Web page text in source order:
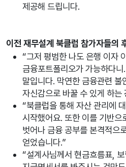
제공해 드립니다.
이전 재무설계 북클럽 참가자들의
“그저 평범한 나도 은행 이자
금융포트폴리오가 가능하다
말입니다. 막연한 금융관련 불
자신감으로 바꿀 수 있게 하는
“북클럽을 통해 자산 관리에
시작했어요. 또한 이를 기반으
벗어나 금융 공부를 본격적으
얻었습니다.”
“설계사님께서 현금흐름표,